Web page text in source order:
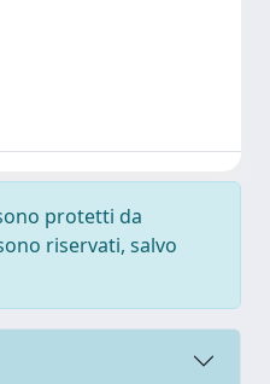
protetti da
riservati, salvo